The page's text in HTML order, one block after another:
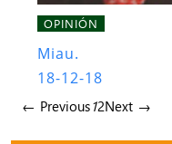
OPINIÓN
Miau.
18-12-18
← Previous12Next →